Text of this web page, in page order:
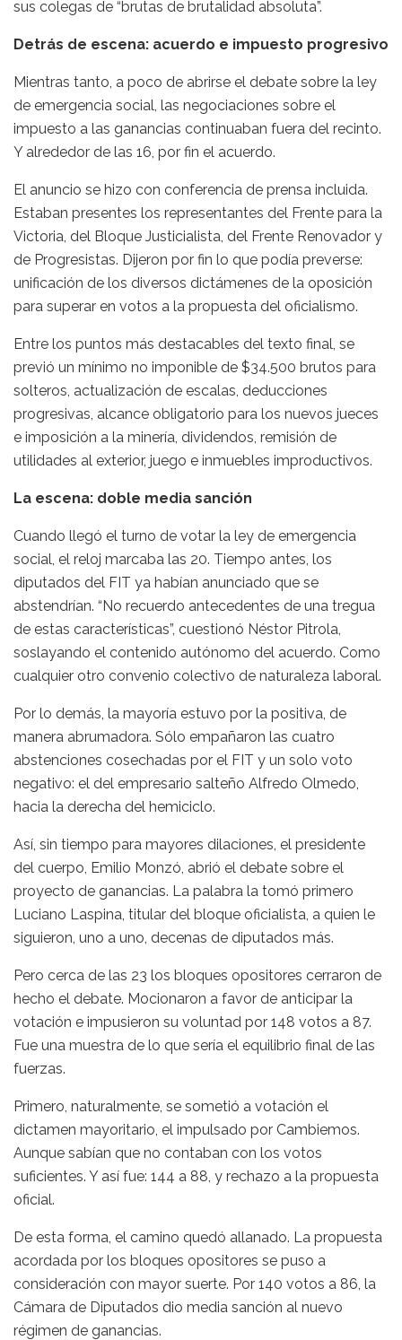
sus colegas de “brutas de brutalidad absoluta”.
Detrás de escena: acuerdo e impuesto progresivo
Mientras tanto, a poco de abrirse el debate sobre la ley
de emergencia social, las negociaciones sobre el
impuesto a las ganancias continuaban fuera del recinto.
Y alrededor de las 16, por fin el acuerdo.
El anuncio se hizo con conferencia de prensa incluida.
Estaban presentes los representantes del Frente para la
Victoria, del Bloque Justicialista, del Frente Renovador y
de Progresistas. Dijeron por fin lo que podía preverse:
unificación de los diversos dictámenes de la oposición
para superar en votos a la propuesta del oficialismo.
Entre los puntos más destacables del texto final, se
previó un mínimo no imponible de $34.500 brutos para
solteros, actualización de escalas, deducciones
progresivas, alcance obligatorio para los nuevos jueces
e imposición a la minería, dividendos, remisión de
utilidades al exterior, juego e inmuebles improductivos.
La escena: doble media sanción
Cuando llegó el turno de votar la ley de emergencia
social, el reloj marcaba las 20. Tiempo antes, los
diputados del FIT ya habían anunciado que se
abstendrían. “No recuerdo antecedentes de una tregua
de estas características”, cuestionó Néstor Pitrola,
soslayando el contenido autónomo del acuerdo. Como
cualquier otro convenio colectivo de naturaleza laboral.
Por lo demás, la mayoría estuvo por la positiva, de
manera abrumadora. Sólo empañaron las cuatro
abstenciones cosechadas por el FIT y un solo voto
negativo: el del empresario salteño Alfredo Olmedo,
hacia la derecha del hemiciclo.
Así, sin tiempo para mayores dilaciones, el presidente
del cuerpo, Emilio Monzó, abrió el debate sobre el
proyecto de ganancias. La palabra la tomó primero
Luciano Laspina, titular del bloque oficialista, a quien le
siguieron, uno a uno, decenas de diputados más.
Pero cerca de las 23 los bloques opositores cerraron de
hecho el debate. Mocionaron a favor de anticipar la
votación e impusieron su voluntad por 148 votos a 87.
Fue una muestra de lo que sería el equilibrio final de las
fuerzas.
Primero, naturalmente, se sometió a votación el
dictamen mayoritario, el impulsado por Cambiemos.
Aunque sabían que no contaban con los votos
suficientes. Y así fue: 144 a 88, y rechazo a la propuesta
oficial.
De esta forma, el camino quedó allanado. La propuesta
acordada por los bloques opositores se puso a
consideración con mayor suerte. Por 140 votos a 86, la
Cámara de Diputados dio media sanción al nuevo
régimen de ganancias.